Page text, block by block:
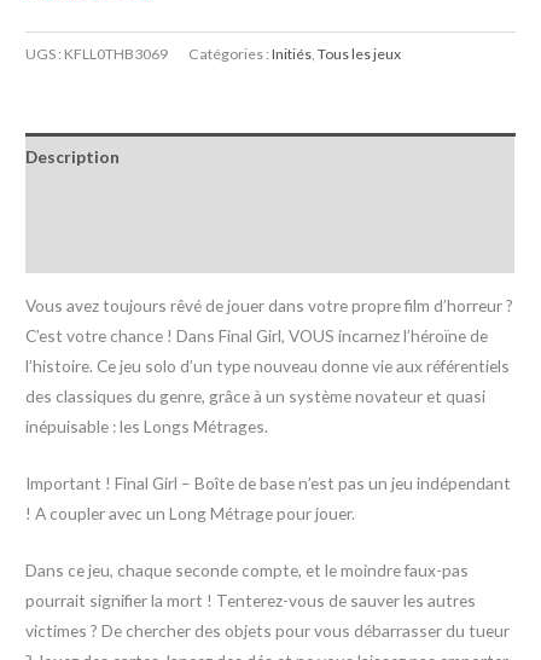
UGS : KFLL0THB3069 Catégories :Initiés ,Tous les jeux
Description
Vous avez toujours rêvé de jouer dans votre propre film d’horreur ?
C’est votre chance ! Dans Final Girl, VOUS incarnez l’héroïne de
l’histoire. Ce jeu solo d’un type nouveau donne vie aux référentiels
des classiques du genre, grâce à un système novateur et quasi
inépuisable : les Longs Métrages.
Important ! Final Girl – Boîte de base n’est pas un jeu indépendant
! A coupler avec un Long Métrage pour jouer.
Dans ce jeu, chaque seconde compte, et le moindre faux-pas
pourrait signifier la mort ! Tenterez-vous de sauver les autres
victimes ? De chercher des objets pour vous débarrasser du tueur